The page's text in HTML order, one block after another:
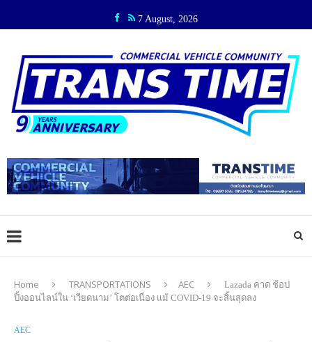
7 August, 2026
Home TRANSPORTATIONS AEC
Lazada คาด ช้อป
ปิ้งออนไลน์ใน ‘เวียดนาม’ โตต่อเนื่อง แม้ COVID-19 จะสิ้นสุดลง
AEC